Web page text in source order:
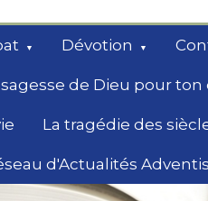
Dévotion
sagesse de Dieu pour
La tragédie des
d'Actualités